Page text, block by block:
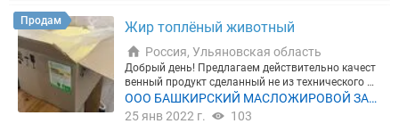
Продам Жир топлёный животный
Россия, Ульяновская область
Добрый день! Предлагаем действительно качест
венный продукт сделанный не из технического жи
ра, а из пищевого, предоставляем полный пакет д
окументов. Являемся непосредственно производ
ООО БАШКИРСКИЙ МАСЛОЖИРОВОЙ ЗАВ
ОД
25 янв 2022 г. 103